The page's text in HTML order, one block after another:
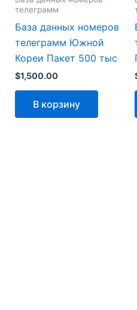
телеграмм
База данных номеров
телеграмм Южной
Кореи Пакет 500 тыс
$1,500.00
В корзину